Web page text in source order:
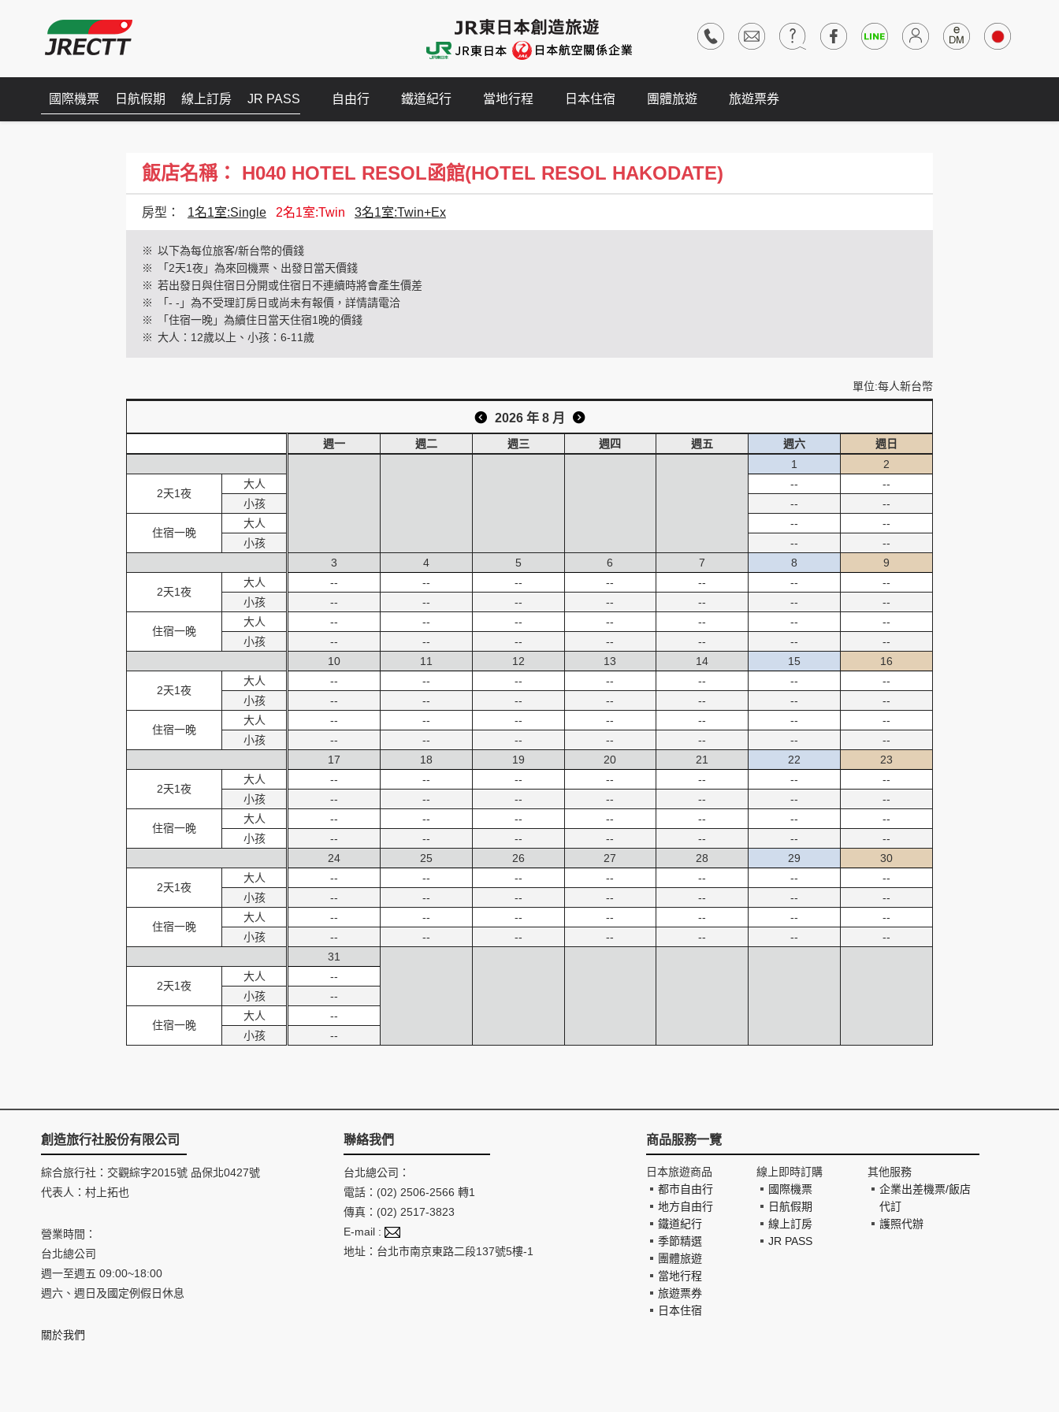
國際機票 日航假期 線上訂房 JR PASS 自由行 鐵道紀行 當地行程 日本住宿 團體旅遊 旅遊票券
飯店名稱： H040 HOTEL RESOL函館(HOTEL RESOL HAKODATE)
房型： 1名1室:Single 2名1室:Twin 3名1室:Twin+Ex
※ 以下為每位旅客/新台幣的價錢
※
「2天1夜」為來回機票、出發日當天價錢
※ 若出發日與住宿日分開或住宿日不連續時將會產生價差
※
「- -」為不受理訂房日或尚未有報價，詳情請電洽
※
「住宿一晚」為續住日當天住宿1晚的價錢
※ 大人：12歲以上、小孩：6-11歲
單位:每人新台幣
2026 年 8 月
2天1夜
大人
小孩
住宿一晚
大人
小孩
2天1夜
大人
小孩
住宿一晚
大人
小孩
2天1夜
大人
小孩
住宿一晚
大人
小孩
2天1夜
大人
小孩
住宿一晚
大人
小孩
2天1夜
大人
小孩
住宿一晚
大人
小孩
2天1夜
大人
小孩
住宿一晚
大人
小孩
週一 週二 週三 週四 週五 週六
週日
1
--
--
--
--
2
--
--
--
--
3
--
--
--
--
4
--
--
--
--
5
--
--
--
--
6
--
--
--
--
7
--
--
--
--
8
--
--
--
--
9
--
--
--
--
10
--
--
--
--
11
--
--
--
--
12
--
--
--
--
13
--
--
--
--
14
--
--
--
--
15
--
--
--
--
16
--
--
--
--
17
--
--
--
--
18
--
--
--
--
19
--
--
--
--
20
--
--
--
--
21
--
--
--
--
22
--
--
--
--
23
--
--
--
--
24
--
--
--
--
25
--
--
--
--
26
--
--
--
--
27
--
--
--
--
28
--
--
--
--
29
--
--
--
--
30
--
--
--
--
31
--
--
--
--
創造旅行社股份有限公司
綜合旅行社：交觀綜字2015號 品保北0427號
代表人：村上拓也
營業時間：
台北總公司
週一至週五 09:00~18:00
週六、週日及國定例假日休息
關於我們
聯絡我們
台北總公司：
電話：(02) 2506-2566 轉1
傳真：(02) 2517-3823
E-mail :
地址：台北市南京東路二段137號5樓-1
商品服務一覽
日本旅遊商品
都市自由行
地方自由行
鐵道紀行
季節精選
團體旅遊
當地行程
旅遊票券
日本住宿
線上即時訂購
國際機票
日航假期
線上訂房
JR PASS
其他服務
企業出差機票/飯店
代訂
護照代辦